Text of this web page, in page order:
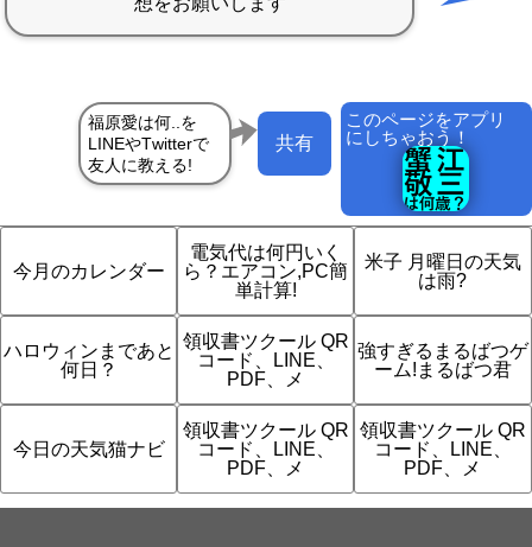
このページをアプリ
にしちゃおう！
共有
今月のカレンダー
電気代は何円いく
ら？エアコン,PC簡
単計算!
米子 月曜日の天気
は雨?
ハロウィンまであと
何日？
領収書ツクール QR
コード、LINE、
PDF、メ
強すぎるまるばつゲ
ーム!まるばつ君
今日の天気猫ナビ
領収書ツクール QR
コード、LINE、
PDF、メ
領収書ツクール QR
コード、LINE、
PDF、メ